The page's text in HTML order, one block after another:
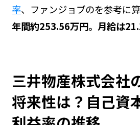
率、ファンジョブのを参考に
年間約253.56万円。月給は
三井物産株式会社
将来性は？自己資